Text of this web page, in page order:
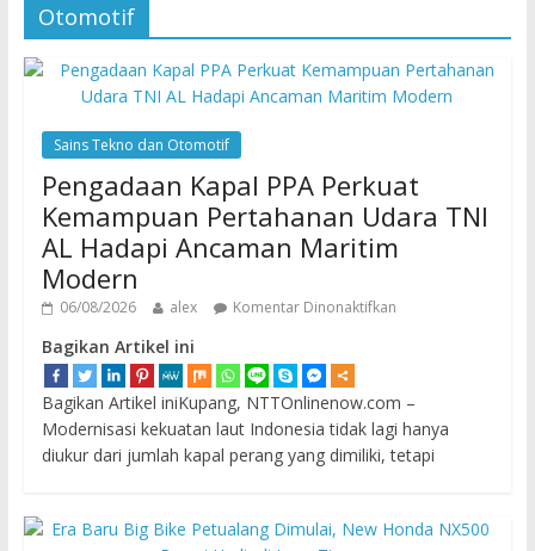
Otomotif
Sains Tekno dan Otomotif
Pengadaan Kapal PPA Perkuat
Kemampuan Pertahanan Udara TNI
AL Hadapi Ancaman Maritim
Modern
06/08/2026 alex Komentar Dinonaktifkan
Bagikan Artikel ini
Bagikan Artikel iniKupang, NTTOnlinenow.com –
Modernisasi kekuatan laut Indonesia tidak lagi hanya
diukur dari jumlah kapal perang yang dimiliki, tetapi